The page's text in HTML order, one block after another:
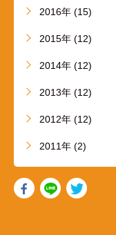
2016年 (15)
2015年 (12)
2014年 (12)
2013年 (12)
2012年 (12)
2011年 (2)